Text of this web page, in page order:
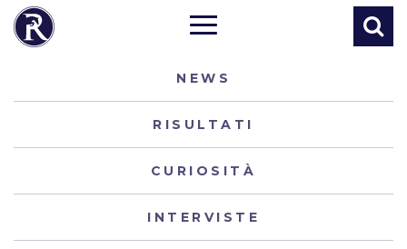
NEWS
RISULTATI
CURIOSITÀ
INTERVISTE